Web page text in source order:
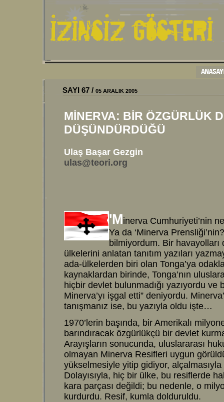
SAYI 67 / 05 ARALIK 2005
MİNERVA: BİR ÖZGÜRLÜK
DÜŞÜNDÜRDÜĞÜ
Ulaş Başar Gezgin
ulas@teori.org
'Minerva Cumhuriyeti’nin
Ya da ‘Minerva
bilmiyordum. Bir havayolları
ülkelerini anlatan tanıtım yazıları
ada-ülkelerden biri olan Tonga’ya
kaynaklardan birinde, Tonga’nın
hiçbir devlet bulunmadığı yazıyordu ve
Minerva’yı işgal etti” deniyordu.
tanışmanız ise, bu yazıyla oldu işte…
1970’lerin başında, bir Amerikalı
barındıracak özgürlükçü bir devlet
Arayışların sonucunda, uluslararası
olmayan Minerva Resifleri uygun
yükselmesiyle yitip gidiyor, alçalmasıyla
Dolayısıyla, hiç bir ülke, bu resiflerde
kara parçası değildi; bu nedenle, o
kurdurdu. Resif, kumla dolduruldu.